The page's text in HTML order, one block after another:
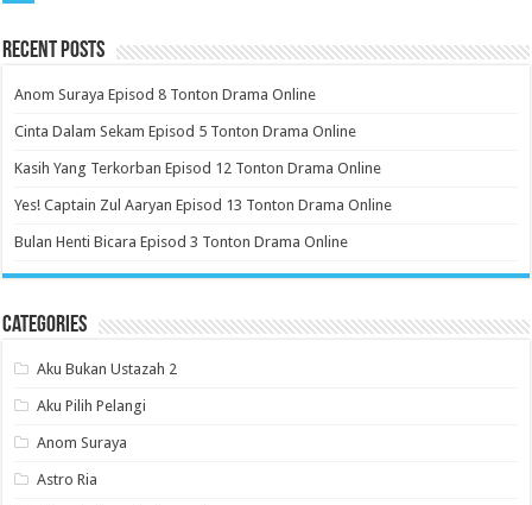
Recent Posts
Anom Suraya Episod 8 Tonton Drama Online
Cinta Dalam Sekam Episod 5 Tonton Drama Online
Kasih Yang Terkorban Episod 12 Tonton Drama Online
Yes! Captain Zul Aaryan Episod 13 Tonton Drama Online
Bulan Henti Bicara Episod 3 Tonton Drama Online
Categories
Aku Bukan Ustazah 2
Aku Pilih Pelangi
Anom Suraya
Astro Ria